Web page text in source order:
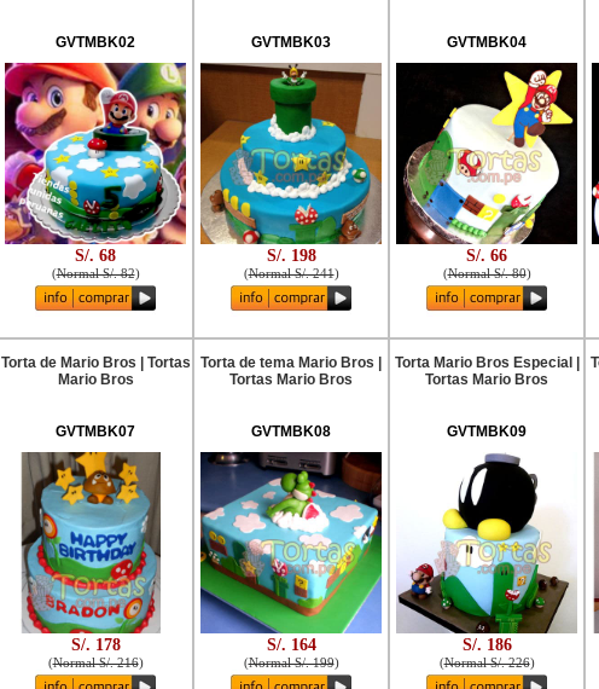
GVTMBK02
S/. 68
(Normal S/. 82)
GVTMBK03
S/. 198
(Normal S/. 241)
GVTMBK04
S/. 66
(Normal S/. 80)
Torta de Mario Bros | Tortas
Mario Bros
GVTMBK07
S/. 178
(Normal S/. 216)
Torta de tema Mario Bros |
Tortas Mario Bros
GVTMBK08
S/. 164
(Normal S/. 199)
Torta Mario Bros Especial |
Tortas Mario Bros
GVTMBK09
S/. 186
(Normal S/. 226)